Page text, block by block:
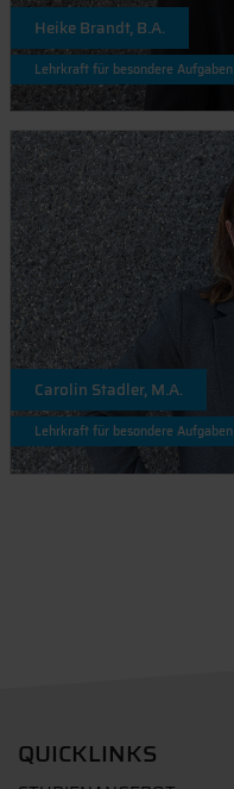
Heike Brandt, B.A.
Lehrkraft für besondere Aufgaben
Carolin Stadler, M.A.
Lehrkraft für besondere Aufgaben
QUICKLINKS